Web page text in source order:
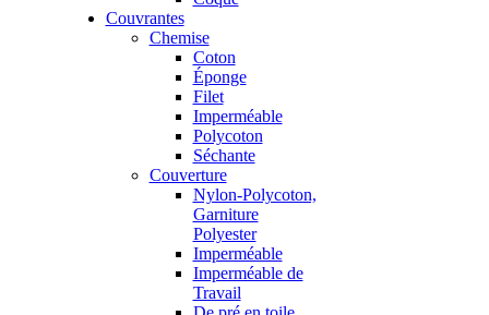
Couvrantes
Chemise
Coton
Éponge
Filet
Imperméable
Polycoton
Séchante
Couverture
Nylon-Polycoton,
Garniture
Polyester
Imperméable
Imperméable de
Travail